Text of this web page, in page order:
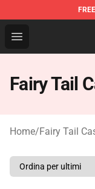
FREE
Open menu
Fairy Tail
Fairy Tail
Home/Fairy Tail